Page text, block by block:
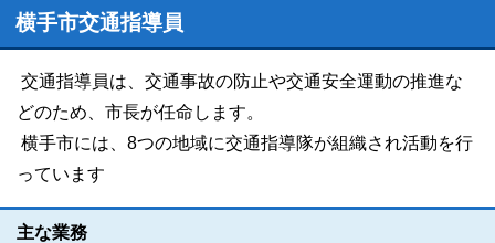
横手市交通指導員
交通指導員は、交通事故の防止や交通安全運動の推進な
どのため、市長が任命します。
横手市には、8つの地域に交通指導隊が組織され活動を行
っています
主な業務